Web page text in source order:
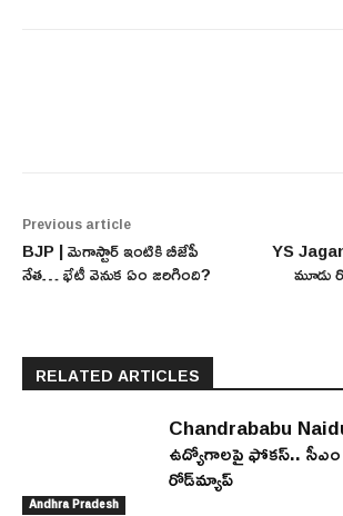
Previous article
BJP | మెగాస్టార్ ఇంటికి బీజేపీ
నేత… భేటీ వెనుక ఏం జరిగింది?
YS
మూడు
RELATED ARTICLES
Andhra Pradesh
Chandrababu Naidu
ఉద్యోగాలపై ఫోకస్.. సీఎం
రోడ్‌మ్యాప్